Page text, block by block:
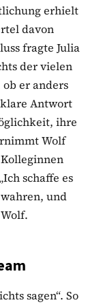
erhielt
davon
fragte Julia
der vielen
er anders
Antwort
ihre
Wolf
schaffe es
und
sagen“. So